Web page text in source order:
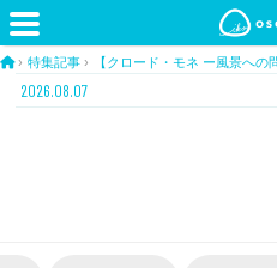
› 特集記事 › 【クロード・モネ ー風景への
2026.08.07